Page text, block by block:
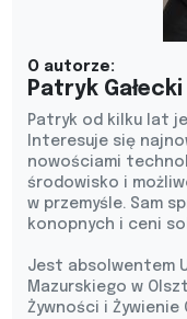
O autorze:
Patryk Gałecki
Patryk od kilku lat
Interesuje się
nowościami
środowisko i
w przemyśle. Sam
konopnych i ceni
Jest absolwentem
Mazurskiego w
Żywności i Żywienie